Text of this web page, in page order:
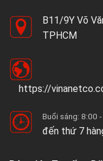
B11/9Y Võ
TPHCM
https://
Buổi sáng: 8:00
đến thứ 7